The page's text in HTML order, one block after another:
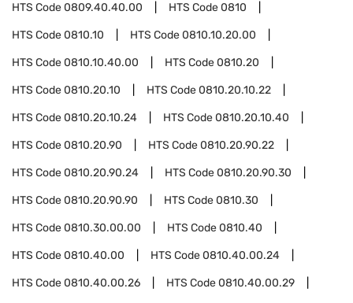
HTS Code0809.40.40.00 HTS Code0810
HTS Code0810.10 HTS Code0810.10.20.00
HTS Code0810.10.40.00 HTS Code0810.20
HTS Code0810.20.10 HTS Code0810.20.10.22
HTS Code0810.20.10.24 HTS Code0810.20.10.40
HTS Code0810.20.90 HTS Code0810.20.90.22
HTS Code0810.20.90.24 HTS Code0810.20.90.30
HTS Code0810.20.90.90 HTS Code0810.30
HTS Code0810.30.00.00 HTS Code0810.40
HTS Code0810.40.00 HTS Code0810.40.00.24
HTS Code0810.40.00.26 HTS Code0810.40.00.29